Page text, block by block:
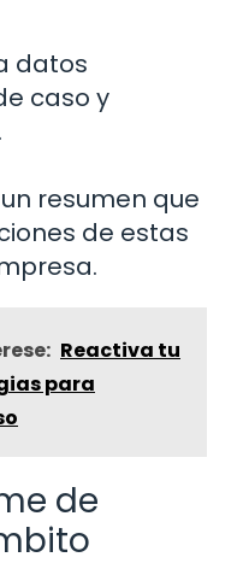
datos
caso y
resumen que
de estas
Reactiva tu
para
de